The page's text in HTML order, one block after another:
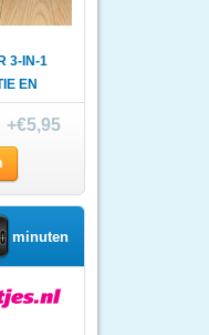
3-IN-1
EN
+€5,95
minuten